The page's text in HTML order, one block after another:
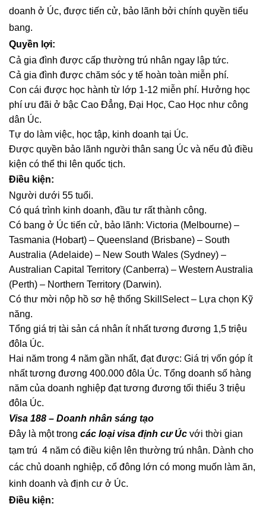
doanh ở Úc, được tiến cử, bảo lãnh bởi chính quyền tiểu
bang.
Quyền lợi:
Cả gia đình được cấp thường trú nhân ngay lập tức.
Cả gia đình được chăm sóc y tế hoàn toàn miễn phí.
Con cái được học hành từ lớp 1-12 miễn phí. Hưởng học
phí ưu đãi ở bậc Cao Đẳng, Đại Học, Cao Học như công
dân Úc.
Tự do làm việc, học tập, kinh doanh tại Úc.
Được quyền bảo lãnh người thân sang Úc và nếu đủ điều
kiện có thể thi lên quốc tịch.
Điều kiện:
Người dưới 55 tuổi.
Có quá trình kinh doanh, đầu tư rất thành công.
Có bang ở Úc tiến cử, bảo lãnh: Victoria (Melbourne) –
Tasmania (Hobart) – Queensland (Brisbane) – South
Australia (Adelaide) – New South Wales (Sydney) –
Australian Capital Territory (Canberra) – Western Australia
(Perth) – Northern Territory (Darwin).
Có thư mời nộp hồ sơ hệ thống SkillSelect – Lựa chọn Kỹ
năng.
Tổng giá trị tài sản cá nhân ít nhất tương đương 1,5 triệu
đôla Úc.
Hai năm trong 4 năm gần nhất, đạt được:​ Giá trị vốn góp ít
nhất tương đương 400.000 đôla Úc. Tổng doanh số hàng
năm của doanh nghiệp đạt tương đương tối thiểu 3 triệu
đôla Úc.
Visa 188 – Doanh nhân sáng tạo
Đây là một trong các loại visa định cư Úc với thời gian
tạm trú 4 năm có điều kiện lên thường trú nhân. Dành cho
các chủ doanh nghiệp, cổ đông lớn có mong muốn làm ăn,
kinh doanh và định cư ở Úc.
Điều kiện: